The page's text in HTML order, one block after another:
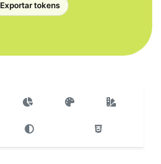
Exportar tokens